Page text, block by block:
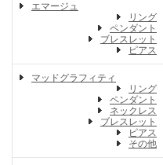
エマージュ
リング
ペンダント
ブレスレット
ピアス
マッドグラフィティ
リング
ペンダント
ネックレス
ブレスレット
ピアス
その他